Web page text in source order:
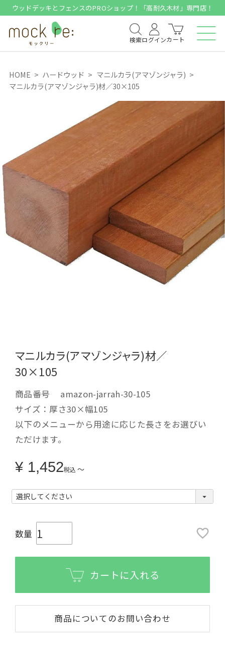
ウッドデッキとフェンスのPROショップ！「高耐久木材」専門店！
検索ログインカート
HOME ハードウッド
マニルカラ(アマゾンジャラ)
マニルカラ(アマゾンジャラ)材／30×105
マニルカラ(アマゾンジャラ)材／
30×105
商品番号
amazon-jarrah-30-105
サイズ：厚さ30×幅105
以下のメニューから用途に応じた長さをお選びい
ただけます。
¥ 1,452税込 〜
カートに入れる
商品についてのお問い合わせ